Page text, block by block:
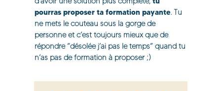
pourras proposer ta formation payante.Tu
ne mets le couteau sous la gorge de
personne et c’est toujours mieux que de
répondre “désolée j’ai pas le temps” quand tu
n’as pas de formation à proposer ;)